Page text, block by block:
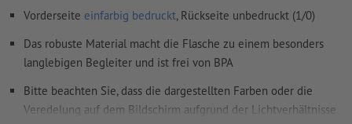
Wie lege ich Druckdaten richtig an?
Vorderseite einfarbig bedruckt, Rückseite unbedruckt (1/0)
Das robuste Material macht die Flasche zu einem besonders
langlebigen Begleiter und ist frei von BPA
Bitte beachten Sie, dass die dargestellten Farben oder die
Veredelung auf dem Bildschirm aufgrund der Lichtverhältnisse